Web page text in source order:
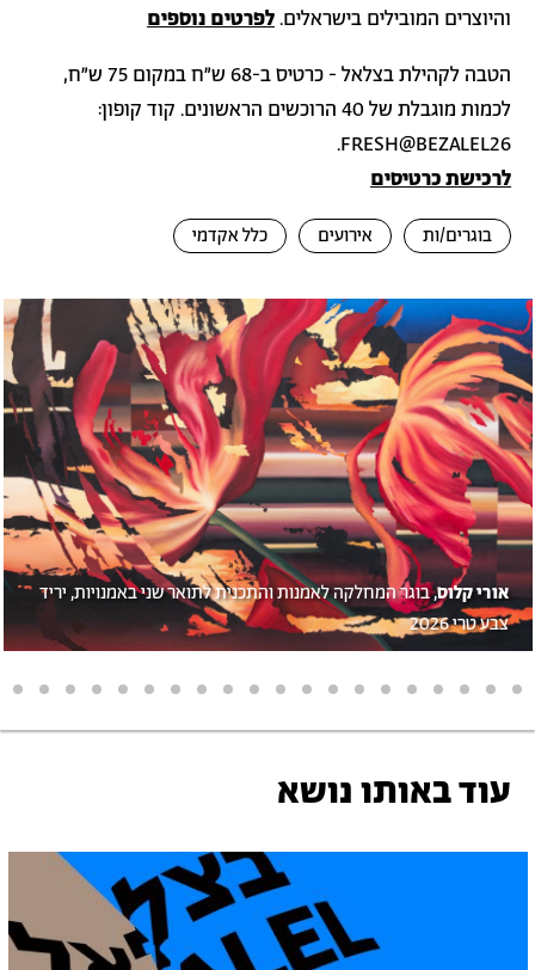
והיוצרים המובילים בישראלים.לפרטים נוספים
הטבה לקהילת בצלאל - כרטיס ב-68 ש״ח במקום 75 ש״ח,
לכמות מוגבלת של 40 הרוכשים הראשונים. קוד קופון:
FRESH@BEZALEL26.
לרכישת כרטיסים
בוגרים/ות אירועים כלל אקדמי
גלריית
תמונות
תמונה
אורי קלוס, בוגר המחלקה לאמנות והתכנית לתואר שני באמנויות, יריד
צבע טרי 2026
עוד באותו נושא